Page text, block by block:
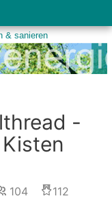
-
104 112